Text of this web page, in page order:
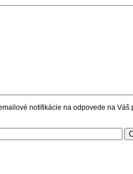
notifikácie na odpovede na Váš